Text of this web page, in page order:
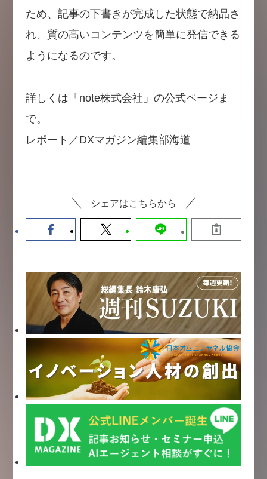
ため、記事の下書きが完成した状態で納品さ
れ、質の高いコンテンツを簡単に発信できる
ようになるのです。
詳しくは「note株式会社」の公式ページま
で。
レポート／DXマガジン編集部海道
シェアはこちらから